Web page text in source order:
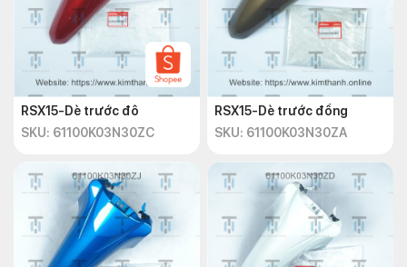
RSX15-Dè trước đô
SKU: 61100K03N30ZC
RSX15-Dè trước đồng
SKU: 61100K03N30ZA